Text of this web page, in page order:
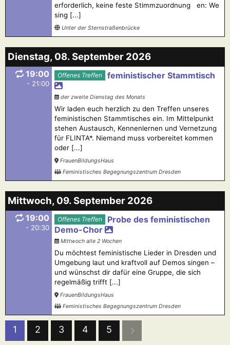
erforderlich, keine feste Stimmzuordnung en: We
sing [...]
Unter der Sternstraßenbrücke
Dienstag, 08. September 2026
19:00
- 21:00
Offenes Treffen feministischer Stammtisch
der zweite Dienstag des Monats
Wir laden euch herzlich zu den Treffen unseres
feministischen Stammtisches ein. Im Mittelpunkt
stehen Austausch, Kennenlernen und Vernetzung
für FLINTA*. Niemand muss vorbereitet kommen
oder [...]
FrauenBildungsHaus
Feministisches Begegnungszentrum Dresden
Mittwoch, 09. September 2026
19:00
- 20:30
Offenes Treffen
Probe des feministischen
Demo-Chor
Mittwoch alle 2 Wochen
Du möchtest feministische Lieder in Dresden und
Umgebung laut und kraftvoll auf Demos singen –
und wünschst dir dafür eine Gruppe, die sich
regelmäßig trifft [...]
FrauenBildungsHaus
Feministisches Begegnungszentrum Dresden
1 2 3 4 5